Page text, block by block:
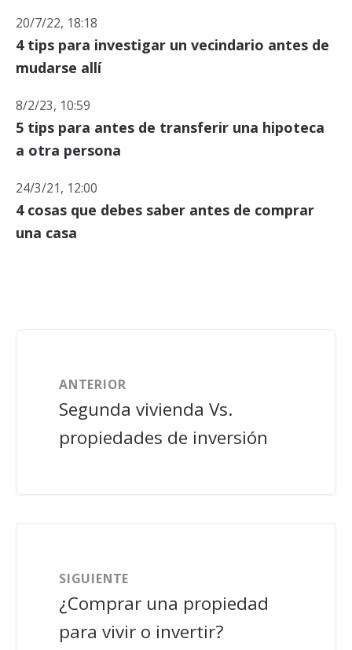
20/7/22, 18:18
4 tips para investigar un vecindario antes de
mudarse allí
8/2/23, 10:59
5 tips para antes de transferir una hipoteca
a otra persona
24/3/21, 12:00
4 cosas que debes saber antes de comprar
una casa
ANTERIOR
Segunda vivienda Vs.
propiedades de inversión
SIGUIENTE
¿Comprar una propiedad
para vivir o invertir?